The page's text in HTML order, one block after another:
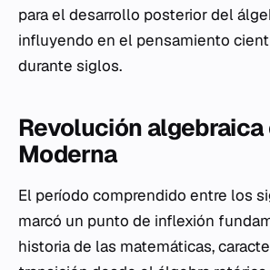
para el desarrollo posterior del
influyendo en el pensamiento
durante siglos.
Revolución algebraica
Moderna
El período comprendido entre los
marcó un punto de inflexión
historia de las matemáticas,